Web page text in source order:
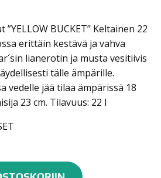
BUCKET” Keltainen 22
erittäin kestävä ja vahva
lianerotin ja musta vesitiivis
tälle ämpärille.
vedelle jää tilaa ämpärissä 18
23 cm. Tilavuus: 22 l